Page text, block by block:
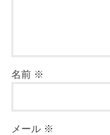
名前 ※
メール ※